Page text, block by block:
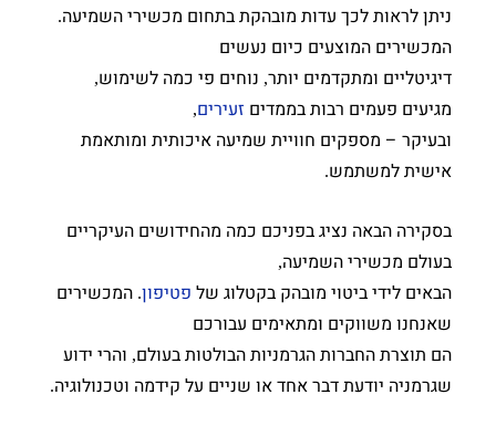
ניתן לראות לכך עדות מובהקת בתחום מכשירי השמיעה.
המכשירים המוצעים כיום נעשים
דיגיטליים ומתקדמים יותר, נוחים פי כמה לשימוש,
מגיעים פעמים רבות בממדים זעירים,
ובעיקר – מספקים חוויית שמיעה איכותית ומותאמת
אישית למשתמש.
בסקירה הבאה נציג בפניכם כמה מהחידושים העיקריים
בעולם מכשירי השמיעה,
הבאים לידי ביטוי מובהק בקטלוג של פטיפון. המכשירים
שאנחנו משווקים ומתאימים עבורכם
הם תוצרת החברות הגרמניות הבולטות בעולם, והרי ידוע
שגרמניה יודעת דבר אחד או שניים על קידמה וטכנולוגיה.